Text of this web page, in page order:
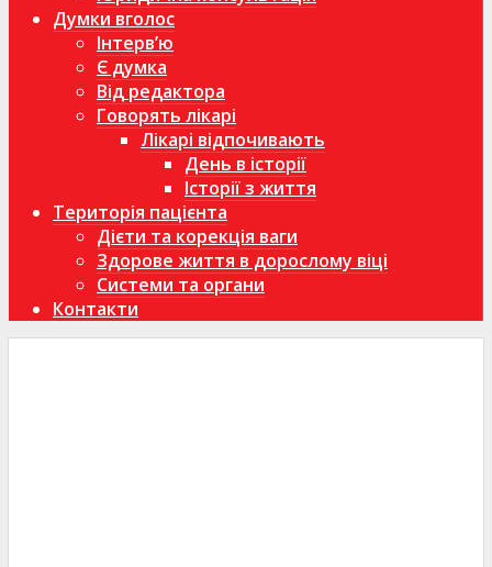
Думки вголос
Інтерв’ю
Є думка
Від редактора
Говорять лікарі
Лікарі відпочивають
День в історії
Історії з життя
Територія пацієнта
Дієти та корекція ваги
Здорове життя в дорослому віці
Системи та органи
Контакти